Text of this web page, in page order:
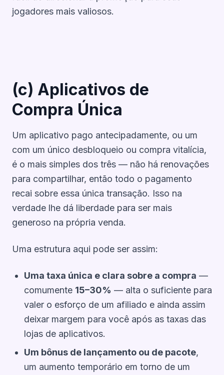
jogadores mais valiosos.
(c) Aplicativos de
Compra Única
Um aplicativo pago antecipadamente, ou um
com um único desbloqueio ou compra vitalícia,
é o mais simples dos três — não há renovações
para compartilhar, então todo o pagamento
recai sobre essa única transação. Isso na
verdade lhe dá liberdade para ser mais
generoso na própria venda.
Uma estrutura aqui pode ser assim:
Uma taxa única e clara sobre a compra —
comumente 15–30% — alta o suficiente para
valer o esforço de um afiliado e ainda assim
deixar margem para você após as taxas das
lojas de aplicativos.
Um bônus de lançamento ou de pacote,
um aumento temporário em torno de um